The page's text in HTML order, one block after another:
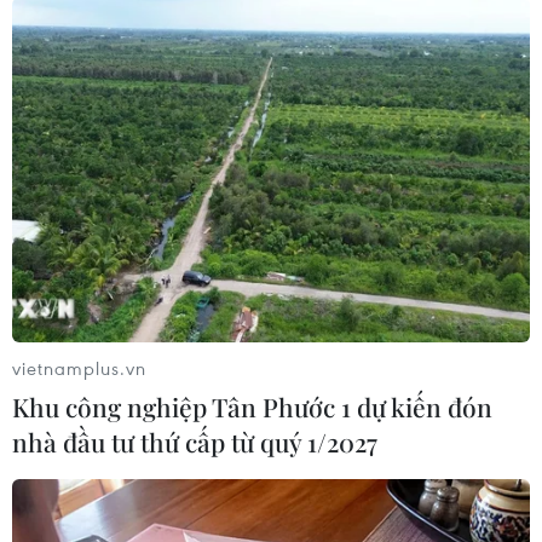
Theo dõi VietnamPlus
TIN LIÊN QUAN
vietnamplus.vn
Khu công nghiệp Tân Phước 1 dự kiến đón
nhà đầu tư thứ cấp từ quý 1/2027